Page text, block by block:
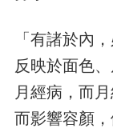
「有諸於內
反映於面色
月經病，而
而影響容顏